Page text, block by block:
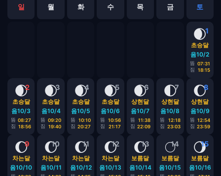
일 월 화 수 목 금 토
1
🌒
초승달
음10/2
뜸 07:31
짐
18:15
2
🌒
초승달
음10/3
뜸 08:27
짐 18:56
3
🌒
초승달
음10/4
뜸 09:20
짐
19:40
4
🌒
초승달
음10/5
뜸
10:10
짐 20:27
5
🌒
초승달
음10/6
뜸
10:56
짐
21:17
6
🌒
상현달
음10/7
뜸
11:38
짐 22:09
7
🌓
상현달
음10/8
뜸
12:18
짐 23:03
8
🌔
상현달
음10/9
뜸 12:54
짐 23:59
9
🌔
차는달
음10/10
10
🌔
차는달
음10/11
11
🌔
차는달
음10/12
12
🌔
차는달
음10/13
13
🌔
보름달
음10/14
14
🌕
보름달
음10/15
15
🌖
보름달
음10/16